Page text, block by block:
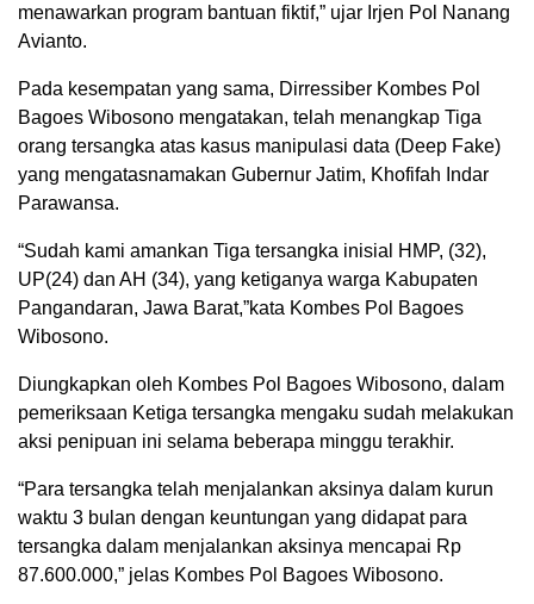
menawarkan program bantuan fiktif,” ujar Irjen Pol Nanang
Avianto.
Pada kesempatan yang sama, Dirressiber Kombes Pol
Bagoes Wibosono mengatakan, telah menangkap Tiga
orang tersangka atas kasus manipulasi data (Deep Fake)
yang mengatasnamakan Gubernur Jatim, Khofifah Indar
Parawansa.
“Sudah kami amankan Tiga tersangka inisial HMP, (32),
UP(24) dan AH (34), yang ketiganya warga Kabupaten
Pangandaran, Jawa Barat,”kata Kombes Pol Bagoes
Wibosono.
Diungkapkan oleh Kombes Pol Bagoes Wibosono, dalam
pemeriksaan Ketiga tersangka mengaku sudah melakukan
aksi penipuan ini selama beberapa minggu terakhir.
“Para tersangka telah menjalankan aksinya dalam kurun
waktu 3 bulan dengan keuntungan yang didapat para
tersangka dalam menjalankan aksinya mencapai Rp
87.600.000,” jelas Kombes Pol Bagoes Wibosono.